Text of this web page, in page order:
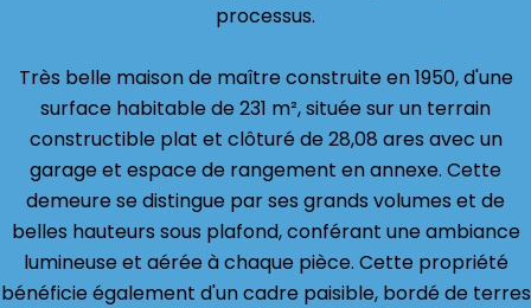
processus.
Très belle maison de maître construite en 1950, d'une
surface habitable de 231 m², située sur un terrain
constructible plat et clôturé de 28,08 ares avec un
garage et espace de rangement en annexe. Cette
demeure se distingue par ses grands volumes et de
belles hauteurs sous plafond, conférant une ambiance
lumineuse et aérée à chaque pièce. Cette propriété
bénéficie également d'un cadre paisible, bordé de terres